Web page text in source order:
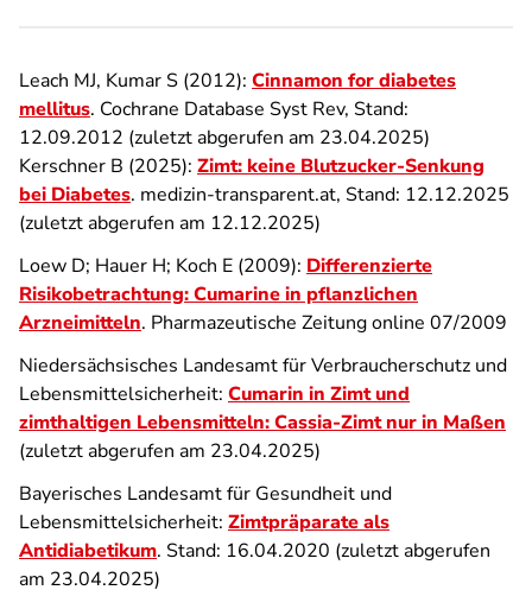
Leach MJ, Kumar S (2012): Cinnamon for diabetes
mellitus. Cochrane Database Syst Rev, Stand:
12.09.2012 (zuletzt abgerufen am 23.04.2025)
Kerschner B (2025): Zimt: keine Blutzucker-Senkung
bei Diabetes. medizin-transparent.at, Stand: 12.12.2025
(zuletzt abgerufen am 12.12.2025)
Loew D; Hauer H; Koch E (2009): Differenzierte
Risikobetrachtung: Cumarine in pflanzlichen
Arzneimitteln. Pharmazeutische Zeitung online 07/2009
Niedersächsisches Landesamt für Verbraucherschutz und
Lebensmittelsicherheit: Cumarin in Zimt und
zimthaltigen Lebensmitteln: Cassia-Zimt nur in Maßen
(zuletzt abgerufen am 23.04.2025)
Bayerisches Landesamt für Gesundheit und
Lebensmittelsicherheit: Zimtpräparate als
Antidiabetikum. Stand: 16.04.2020 (zuletzt abgerufen
am 23.04.2025)